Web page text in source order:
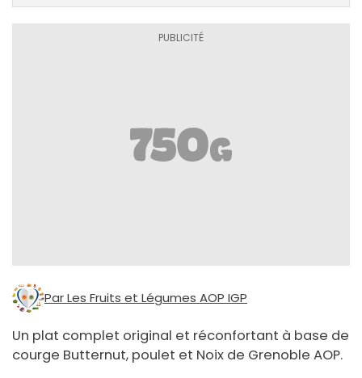
Par Les Fruits et Légumes AOP IGP
Un plat complet original et réconfortant à base de
courge Butternut, poulet et Noix de Grenoble AOP.